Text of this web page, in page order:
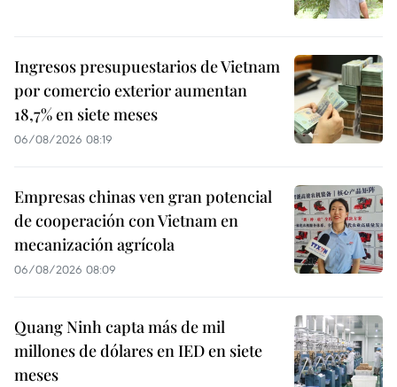
Ingresos presupuestarios de Vietnam
por comercio exterior aumentan
18,7% en siete meses
06/08/2026 08:19
Empresas chinas ven gran potencial
de cooperación con Vietnam en
mecanización agrícola
06/08/2026 08:09
Quang Ninh capta más de mil
millones de dólares en IED en siete
meses